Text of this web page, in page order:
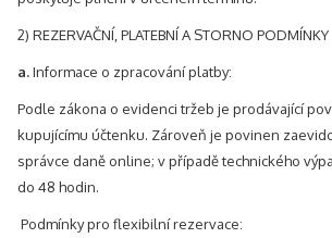
2) REZERVAČNÍ, PLATEBNÍ A STORNO PODMÍNKY
a.Informace o zpracování platby:
Podle zákona o evidenci tržeb je prodávající
kupujícímu účtenku. Zároveň je povinen
správce daně online; v případě technického
do 48 hodin.
Podmínky pro flexibilní rezervace: